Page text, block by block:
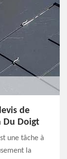
de
Du Doigt
une tâche à
la